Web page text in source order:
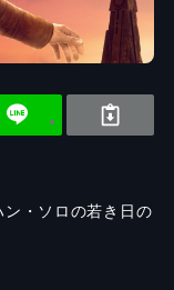
・ソロの若き日の